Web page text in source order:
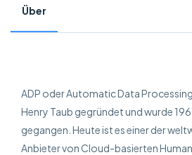
Über
ADP oder Automatic Data
Henry Taub gegründet und wurde
gegangen. Heute ist es einer der
Anbieter von Cloud-basierten